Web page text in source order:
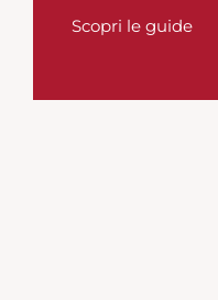
Scopri le guide